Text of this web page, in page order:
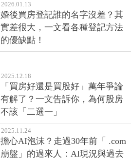
2026.01.13
婚後買房登記誰的名字沒差？其
實差很大，一文看各種登記方法
的優缺點！
2025.12.18
「買房好還是買股好」萬年爭論
有解了？一文告訴你，為何股房
不該「二選一」
2025.11.24
擔心AI泡沫？走過30年前「 .com
崩盤」的過來人：AI現況與過去